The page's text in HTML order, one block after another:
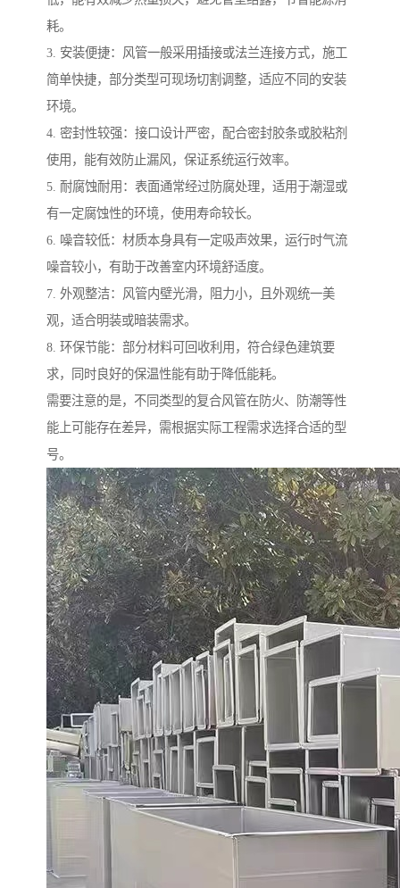
耗。
3. 安装便捷：风管一般采用插接或法兰连接方式，施工
简单快捷，部分类型可现场切割调整，适应不同的安装
环境。
4. 密封性较强：接口设计严密，配合密封胶条或胶粘剂
使用，能有效防止漏风，保证系统运行效率。
5. 耐腐蚀耐用：表面通常经过防腐处理，适用于潮湿或
有一定腐蚀性的环境，使用寿命较长。
6. 噪音较低：材质本身具有一定吸声效果，运行时气流
噪音较小，有助于改善室内环境舒适度。
7. 外观整洁：风管内壁光滑，阻力小，且外观统一美
观，适合明装或暗装需求。
8. 环保节能：部分材料可回收利用，符合绿色建筑要
求，同时良好的保温性能有助于降低能耗。
需要注意的是，不同类型的复合风管在防火、防潮等性
能上可能存在差异，需根据实际工程需求选择合适的型
号。